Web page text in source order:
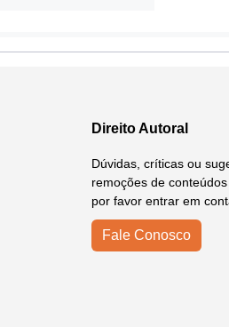
Direito Autoral
Dúvidas, críticas ou
remoções de
por favor entrar em
Fale Conosco